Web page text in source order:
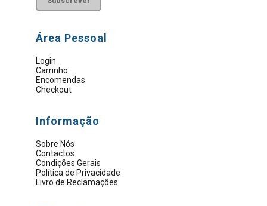
Área Pessoal
Login
Carrinho
Encomendas
Checkout
Informação
Sobre Nós
Contactos
Condições Gerais
Política de Privacidade
Livro de Reclamações